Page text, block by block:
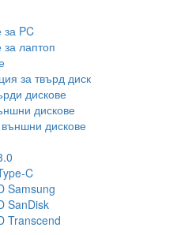
за PC
за лаптоп
за твърд диск
дискове
дискове
дискове
C
Samsung
SanDisk
Transcend